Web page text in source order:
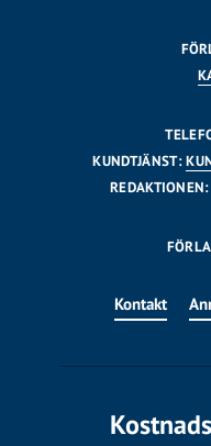
KUNDTJÄNST:
REDAKTIONEN:
Kontakt